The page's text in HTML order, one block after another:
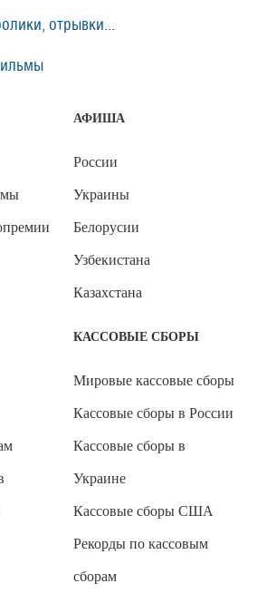
отрывки...
АФИША
России
Украины
Белорусии
Узбекистана
Казахстана
КАССОВЫЕ СБОРЫ
Мировые кассовые сборы
Кассовые сборы в России
Кассовые сборы в
Украине
Кассовые сборы США
Рекорды по кассовым
сборам